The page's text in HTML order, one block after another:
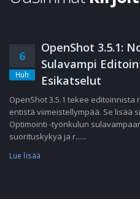
6
Huh
OpenShot 3.5.1:
Sulavampi
Esikatselut
OpenShot 3.5.1 tekee
entistä viimeistellympää. Se lisää
Optimointi -työnkulun
suorituskykyä ja r......
Lue lisää